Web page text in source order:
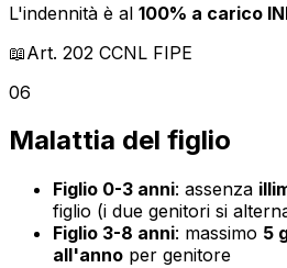
L'indennità è al 100% a carico
📖Art. 202 CCNL FIPE
06
Malattia del figlio
Figlio 0-3 anni: assenza
figlio (i due genitori si
Figlio 3-8 anni: massimo 5
all'anno per genitore